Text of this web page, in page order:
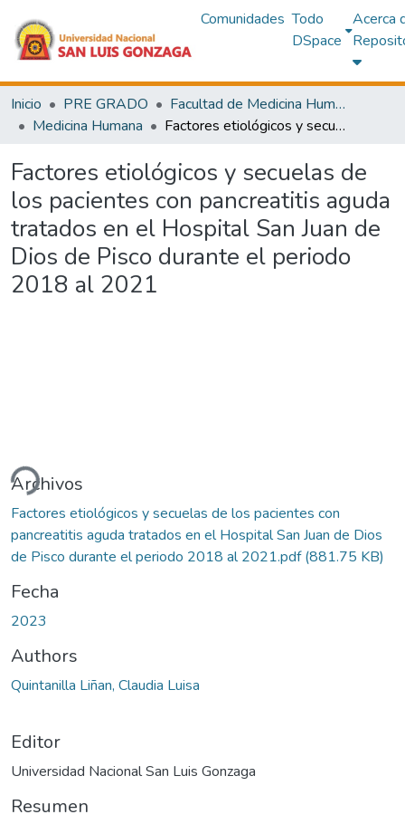
Comunidades Todo
DSpace
Acerca
Inicio PRE GRADO
Facultad de Medicina Humana
Medicina Humana
Factores etiológicos y secuelas de los pacientes con pancreatitis aguda tratados en el Hospital San Juan de Dios de Pisco durante el periodo 2018 al 2021
Factores etiológicos y secuelas de
los pacientes con pancreatitis aguda
tratados en el Hospital San Juan de
Dios de Pisco durante el periodo
2018 al 2021
Archivos
Factores etiológicos y secuelas de los pacientes con
pancreatitis aguda tratados en el Hospital San Juan de Dios
de Pisco durante el periodo 2018 al 2021.pdf(881.75 KB)
Fecha
2023
Authors
Quintanilla Liñan, Claudia Luisa
Editor
Universidad Nacional San Luis Gonzaga
Resumen